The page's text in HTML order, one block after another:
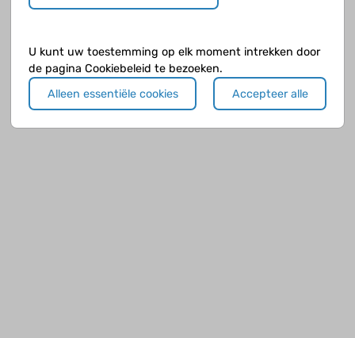
U kunt uw toestemming op elk moment intrekken door
de pagina Cookiebeleid te bezoeken.
Alleen essentiële cookies
Accepteer alle